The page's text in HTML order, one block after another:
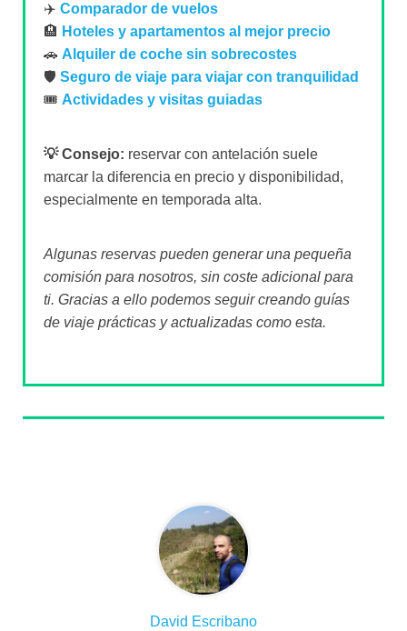
✈️ Comparador de vuelos
🏨 Hoteles y apartamentos al mejor precio
🚗 Alquiler de coche sin sobrecostes
🛡️ Seguro de viaje para viajar con tranquilidad
🎟️ Actividades y visitas guiadas
💡 Consejo: reservar con antelación suele
marcar la diferencia en precio y disponibilidad,
especialmente en temporada alta.
Algunas reservas pueden generar una pequeña
comisión para nosotros, sin coste adicional para
ti. Gracias a ello podemos seguir creando guías
de viaje prácticas y actualizadas como esta.
David Escribano